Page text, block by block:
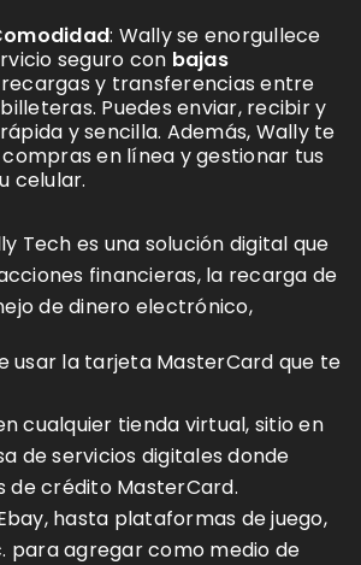
: Wally se enorgullece
seguro con bajas
y transferencias entre
Puedes enviar, recibir y
y sencilla. Además, Wally te
en línea y gestionar tus
celular.
Tech es una solución digital que
financieras, la recarga de
de dinero electrónico,
usar la tarjeta MasterCard que te
cualquier tienda virtual, sitio en
de servicios digitales donde
crédito MasterCard.
hasta plataformas de juego,
para agregar como medio de